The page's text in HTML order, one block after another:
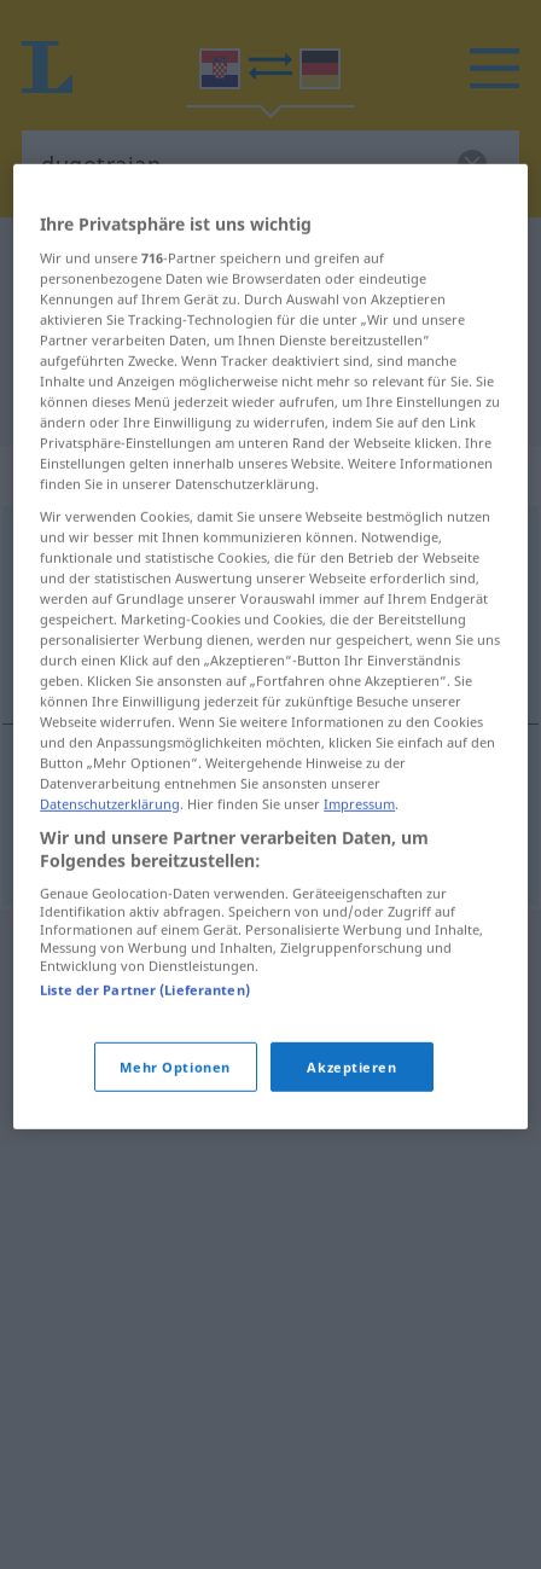
Kroatisch-Deutsch Wörterbuch dugotrajan
Kroatisch-Deutsch Übersetzung für
"dugotrajan"
"dugotrajan" Deutsch Übersetzung
„dugotrajan“
dugotrajan
Übersicht aller Übersetzungen
(Für mehr Details die Übersetzung anklicken/antippen)
langwierig, lang anhaltend
langwierig dugotrajan
lang anhaltend dugotrajan
Ihre Privatsphäre ist uns wichtig
Wir und unsere716-Partner speichern und greifen auf
personenbezogene Daten wie Browserdaten oder eindeutige
Kennungen auf Ihrem Gerät zu. Durch Auswahl von Akzeptieren
aktivieren Sie Tracking-Technologien für die unter „Wir und unsere
Partner verarbeiten Daten, um Ihnen Dienste bereitzustellen“
aufgeführten Zwecke. Wenn Tracker deaktiviert sind, sind manche
Inhalte und Anzeigen möglicherweise nicht mehr so relevant für Sie. Sie
können dieses Menü jederzeit wieder aufrufen, um Ihre Einstellungen zu
ändern oder Ihre Einwilligung zu widerrufen, indem Sie auf den Link
Privatsphäre-Einstellungen am unteren Rand der Webseite klicken. Ihre
Einstellungen gelten innerhalb unseres Website. Weitere Informationen
finden Sie in unserer Datenschutzerklärung.
Wir verwenden Cookies, damit Sie unsere Webseite bestmöglich nutzen
und wir besser mit Ihnen kommunizieren können. Notwendige,
funktionale und statistische Cookies, die für den Betrieb der Webseite
und der statistischen Auswertung unserer Webseite erforderlich sind,
werden auf Grundlage unserer Vorauswahl immer auf Ihrem Endgerät
gespeichert. Marketing-Cookies und Cookies, die der Bereitstellung
personalisierter Werbung dienen, werden nur gespeichert, wenn Sie uns
durch einen Klick auf den „Akzeptieren“-Button Ihr Einverständnis
geben. Klicken Sie ansonsten auf „Fortfahren ohne Akzeptieren“. Sie
können Ihre Einwilligung jederzeit für zukünftige Besuche unserer
Webseite widerrufen. Wenn Sie weitere Informationen zu den Cookies
und den Anpassungsmöglichkeiten möchten, klicken Sie einfach auf den
Button „Mehr Optionen“. Weitergehende Hinweise zu der
Datenverarbeitung entnehmen Sie ansonsten unserer
Datenschutzerklärung. Hier finden Sie unserImpressum.
Wir und unsere Partner verarbeiten Daten, um
Folgendes bereitzustellen:
Genaue Geolocation-Daten verwenden. Geräteeigenschaften zur
Identifikation aktiv abfragen. Speichern von und/oder Zugriff auf
Informationen auf einem Gerät. Personalisierte Werbung und Inhalte,
Messung von Werbung und Inhalten, Zielgruppenforschung und
Entwicklung von Dienstleistungen.
Liste der Partner (Lieferanten)
Mehr Optionen Akzeptieren